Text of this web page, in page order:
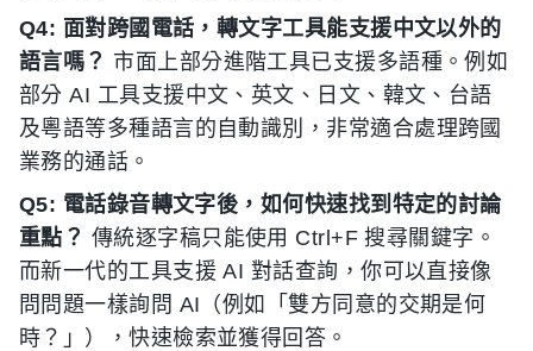
Q4: 面對跨國電話，轉文字工具能支援中文以外的
語言嗎？ 市面上部分進階工具已支援多語種。例如
部分 AI 工具支援中文、英文、日文、韓文、台語
及粵語等多種語言的自動識別，非常適合處理跨國
業務的通話。
Q5: 電話錄音轉文字後，如何快速找到特定的討論
重點？ 傳統逐字稿只能使用 Ctrl+F 搜尋關鍵字。
而新一代的工具支援 AI 對話查詢，你可以直接像
問問題一樣詢問 AI（例如「雙方同意的交期是何
時？」），快速檢索並獲得回答。